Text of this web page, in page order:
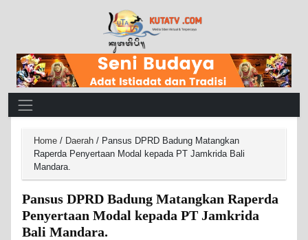
Main Navigation
Home / Daerah / Pansus DPRD Badung Matangkan
Raperda Penyertaan Modal kepada PT Jamkrida Bali
Mandara.
Pansus DPRD Badung Matangkan Raperda
Penyertaan Modal kepada PT Jamkrida
Bali Mandara.